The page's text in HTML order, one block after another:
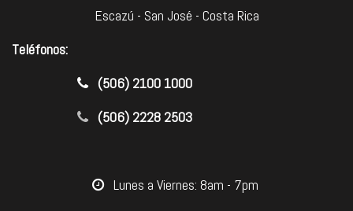
Escazú - San José - Costa Rica
Teléfonos:
​(506) 2100 1000
(506) 2228 2503
​Lunes a Viernes: 8am - 7pm